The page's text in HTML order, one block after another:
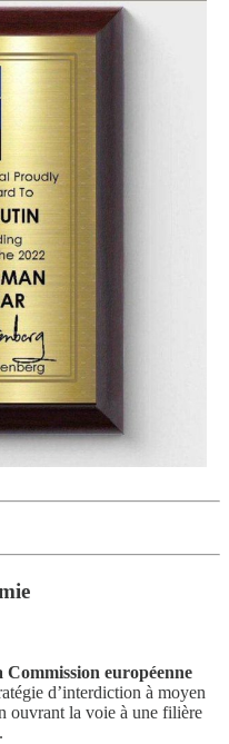
européenne
d’interdiction à moyen
ouvrant la voie à une filière